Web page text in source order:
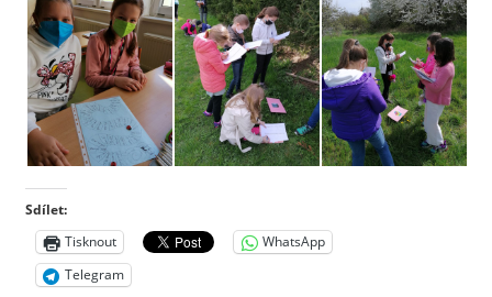
Sdílet:
Tisknout
WhatsApp
Telegram